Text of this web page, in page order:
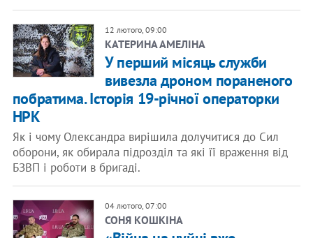
12 лютого, 09:00
КАТЕРИНА АМЕЛІНА
У перший місяць служби
вивезла дроном пораненого
побратима. Історія 19-річної операторки
НРК
Як і чому Олександра вирішила долучитися до Сил
оборони, як обирала підрозділ та які її враження від
БЗВП і роботи в бригаді.
04 лютого, 07:00
СОНЯ КОШКІНА